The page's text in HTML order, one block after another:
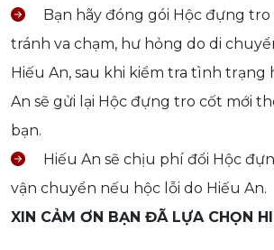
Bạn hãy đóng gói Hộc đựng
tránh va chạm, hư hỏng do di
Hiếu An, sau khi kiểm tra tình trạng
An sẽ gửi lại Hộc đựng tro cốt mới
bạn.
Hiếu An sẽ chịu phí đổi Hộc
vận chuyển nếu hộc lỗi do Hiếu An.
XIN CẢM ƠN BẠN ĐÃ LỰA CHỌN